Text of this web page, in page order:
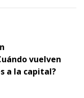
vuelven
a la capital?